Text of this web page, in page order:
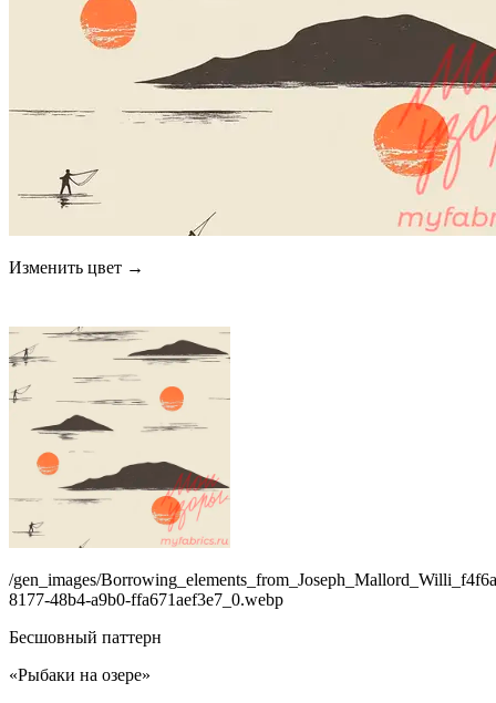
Изменить цвет →
/gen_images/
8177-48b4-a9b0-ffa671aef3e7_0.webp
Бесшовный паттерн
«Рыбаки на озере»